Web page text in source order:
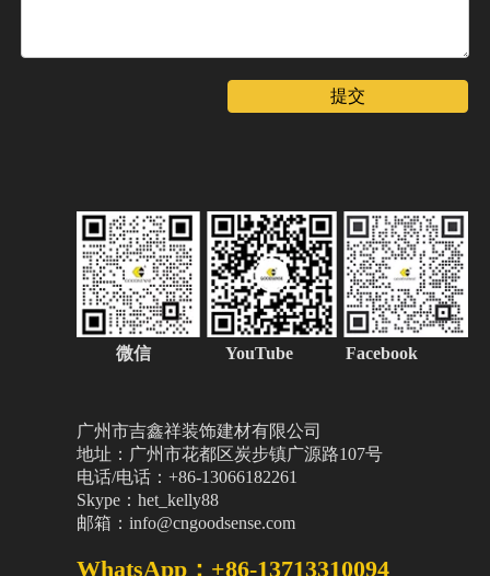
提交
微信 YouTube Facebook
广州市吉鑫祥装饰建材有限公司
地址：广州市花都区炭步镇广源路107号
电话/电话：+86-13066182261
Skype：het_kelly88
邮箱：info@cngoodsense.com
WhatsApp：+86-13713310094